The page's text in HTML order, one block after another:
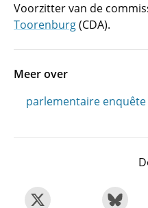
Voorzitter van de
Toorenburg(CDA).
Meer over
parlementaire enquête